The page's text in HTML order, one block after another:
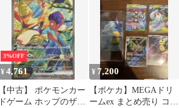
3%OFF
¥4,761
【中古】 ポケモンカー
ドゲーム ホップのザシ
¥ 7,200
【ポケカ】MEGAドリ
ームex まとめ売り コダ